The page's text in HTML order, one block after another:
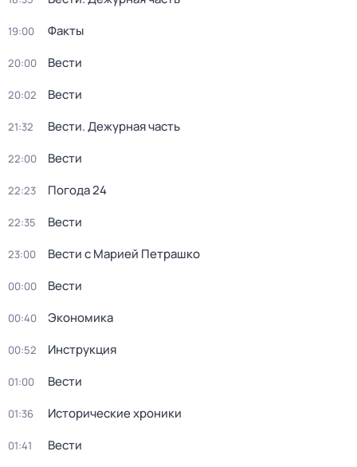
19:00 Факты
20:00 Вести
20:02 Вести
21:32 Вести. Дежурная часть
22:00 Вести
22:23 Погода 24
22:35 Вести
23:00 Вести с Марией Петрашко
00:00 Вести
00:40 Экономика
00:52 Инструкция
01:00 Вести
01:36 Исторические хроники
01:41 Вести